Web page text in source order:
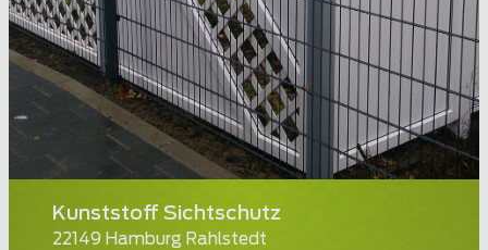
Kunststoff Sichtschutz
22149 Hamburg Rahlstedt